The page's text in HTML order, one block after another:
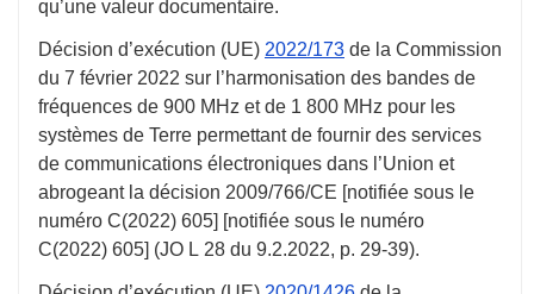
qu’une valeur documentaire.
Décision d’exécution (UE) 2022/173 de la Commission
du 7 février 2022 sur l’harmonisation des bandes de
fréquences de 900 MHz et de 1 800 MHz pour les
systèmes de Terre permettant de fournir des services
de communications électroniques dans l’Union et
abrogeant la décision 2009/766/CE [notifiée sous le
numéro C(2022) 605] [notifiée sous le numéro
C(2022) 605] (JO L 28 du 9.2.2022, p. 29-39).